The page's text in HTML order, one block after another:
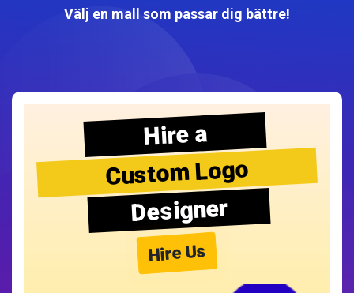
Välj en mall som passar dig bättre!
Hire a
Custom Logo
Designer
Hire Us